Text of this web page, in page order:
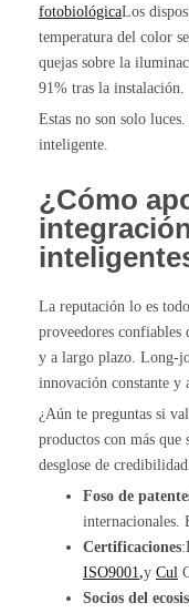
fotobiológicaLos
temperatura del color
quejas sobre la
91% tras la instalación.
Estas no son solo
inteligente.
¿Cómo
La reputación lo es
proveedores confiables
y a largo plazo. Long-
innovación constante y
¿Aún te preguntas si
productos con más que
desglose de
Foso de
internacionales.
Certificaciones
ISO9001 ,y Cul
Socios del